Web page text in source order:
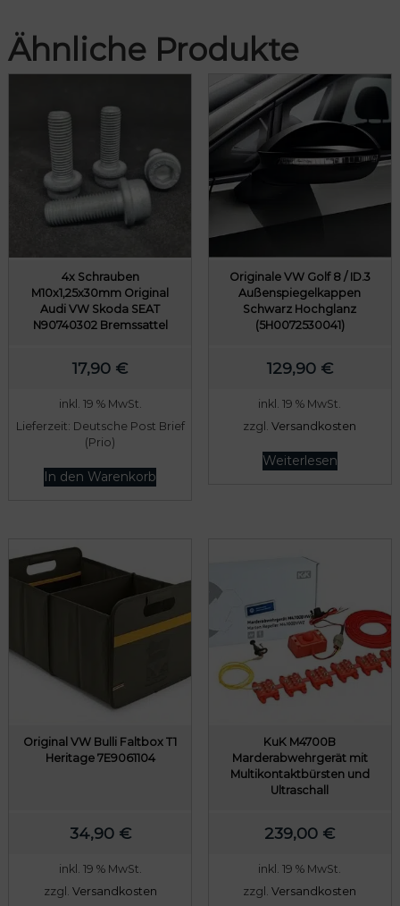
Ähnliche Produkte
4x Schrauben
M10x1,25x30mm Original
Audi VW Skoda SEAT
N90740302 Bremssattel
17,90 €
inkl. 19 % MwSt.
Lieferzeit: Deutsche Post Brief
(Prio)
In den Warenkorb
Originale VW Golf 8 / ID.3
Außenspiegelkappen
Schwarz Hochglanz
(5H0072530041)
129,90 €
inkl. 19 % MwSt.
zzgl.Versandkosten
Weiterlesen
Original VW Bulli Faltbox T1
Heritage 7E9061104
34,90 €
inkl. 19 % MwSt.
zzgl. Versandkosten
KuK M4700B
Marderabwehrgerät mit
Multikontaktbürsten und
Ultraschall
239,00 €
inkl. 19 % MwSt.
zzgl.Versandkosten